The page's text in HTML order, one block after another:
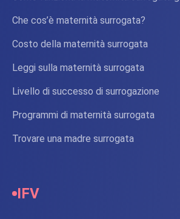
Che cos’è maternità surrogata?
Costo della maternità surrogata
Leggi sulla maternità surrogata
Livello di successo di surrogazione
Programmi di maternità surrogata
Trovare una madre surrogata
IFV